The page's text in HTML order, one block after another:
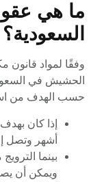
ما هي
السعودية؟
وفقًا لمواد قانون
الحشيش في
حسب الهدف من
أشهر وتصل
ويمكن أن